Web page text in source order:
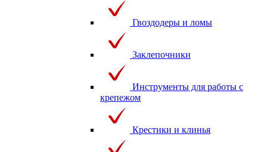
Гвоздодеры и ломы
Заклепочники
Инструменты для работы с
крепежом
Крестики и клинья